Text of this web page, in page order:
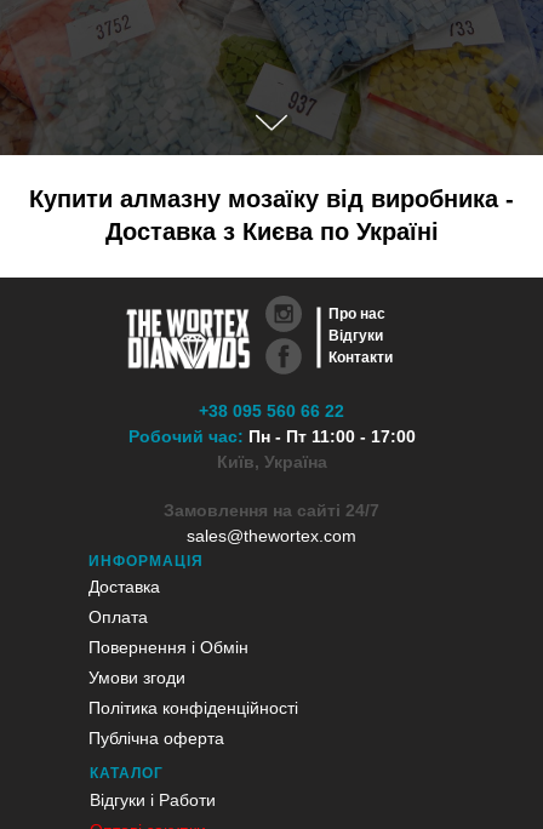
Купити алмазну мозаїку від виробника -
Доставка з Києва по Україні
ИНФОРМАЦІЯ
Доставка
Оплата
Повернення і Обмін
Умови згоди
Політика конфіденційності
Публічна оферта
КАТАЛОГ
Відгуки і Работи
+38 095 560 66 22
Робочий час: Пн - Пт 11:00 - 17:00
Київ, Україна
Замовлення на сайті 24/7
sales@thewortex.com
Про нас
Відгуки
Контакти